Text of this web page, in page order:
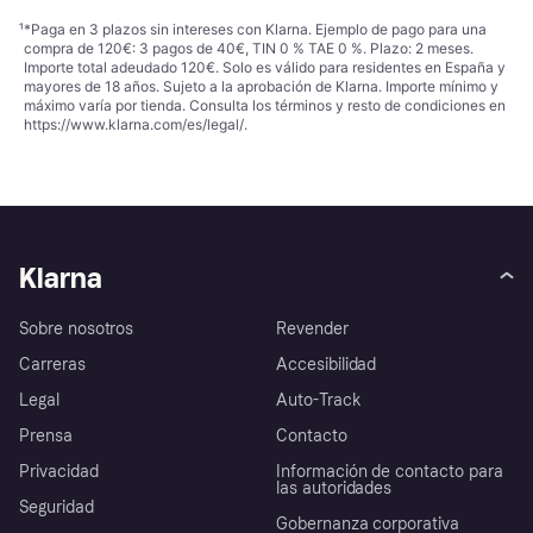
¹*Paga en 3 plazos sin intereses con Klarna. Ejemplo de pago para una
compra de 120€: 3 pagos de 40€, TIN 0 % TAE 0 %. Plazo: 2 meses.
Importe total adeudado 120€. Solo es válido para residentes en España y
mayores de 18 años. Sujeto a la aprobación de Klarna. Importe mínimo y
máximo varía por tienda. Consulta los términos y resto de condiciones en
https://www.klarna.com/es/legal/.
Klarna
Sobre nosotros
Carreras
Legal
Prensa
Privacidad
Seguridad
Revender
Accesibilidad
Auto-Track
Contacto
Información de contacto para
las autoridades
Gobernanza corporativa